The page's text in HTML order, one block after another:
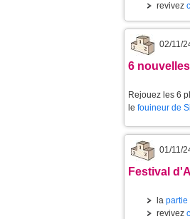
revivez
02/11/
6
Rejouez les 6
le fouineur de
01/11/
Festival
la partie
revivez